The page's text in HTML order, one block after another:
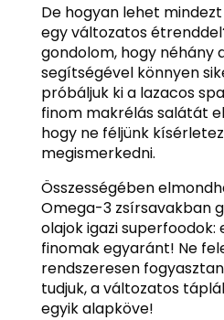
De hogyan lehet
egy változatos
gondolom, hogy néhány
segítségével könnyen
próbáljuk ki a lazacos
finom makrélás salátát
hogy ne féljünk
megismerkedni.
Összességében
Omega-3 zsírsavakban
olajok igazi superfoodok:
finomak egyaránt! Ne
rendszeresen
tudjuk, a változatos
egyik alapköve!